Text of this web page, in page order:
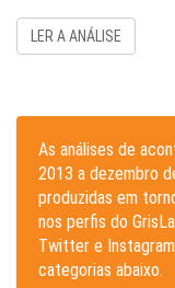
LER A ANÁLISE
As análises de
2013 a dezembro
produzidas em
nos perfis do
Twitter e
categorias abaixo.